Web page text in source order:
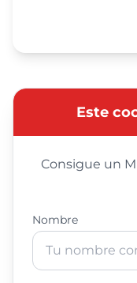
Este
Consigue un
Nombre